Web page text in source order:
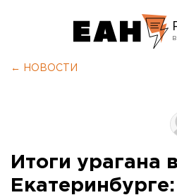
← НОВОСТИ
Итоги урагана в